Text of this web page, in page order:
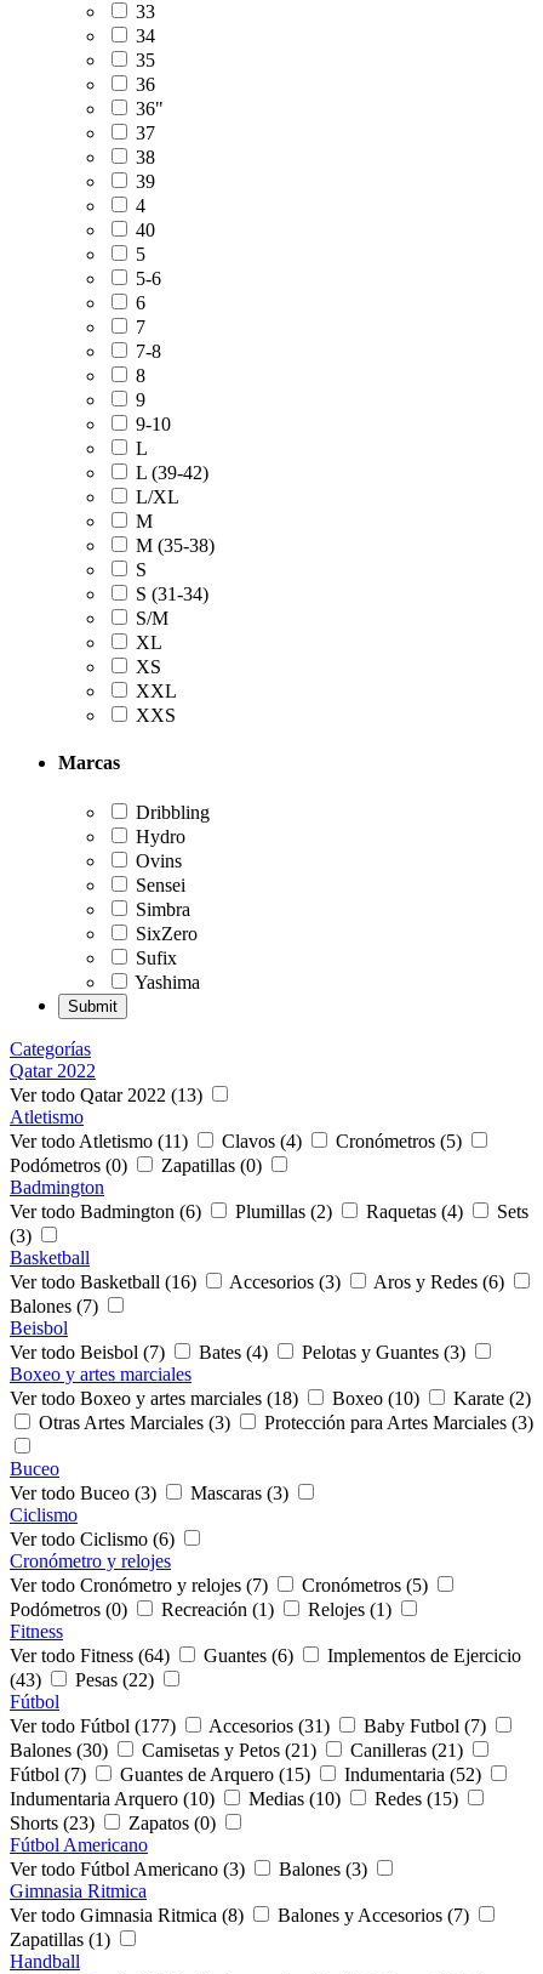
33
34
35
36
36"
37
38
39
4
40
5
5-6
6
7
7-8
8
9
9-10
L
L (39-42)
L/XL
M
M (35-38)
S
S (31-34)
S/M
XL
XS
XXL
XXS
Marcas
Dribbling
Hydro
Ovins
Sensei
Simbra
SixZero
Sufix
Yashima
Categorías
Qatar 2022
Ver todo Qatar 2022 (13)
Atletismo
Ver todo Atletismo (11)
Clavos (4)
Cronómetros (5)
Podómetros (0)
Zapatillas (0)
Badmington
Ver todo Badmington (6)
Plumillas (2) Raquetas (4)
Sets
(3)
Basketball
Ver todo Basketball (16)
Accesorios (3)
Aros y Redes (6)
Balones (7)
Beisbol
Ver todo Beisbol (7)
Bates (4)
Pelotas y Guantes (3)
Boxeo y artes marciales
Ver todo Boxeo y artes marciales (18)
Boxeo (10)
Karate (2)
Otras Artes Marciales (3)
Protección para Artes Marciales (3)
Buceo
Ver todo Buceo (3)
Mascaras (3)
Ciclismo
Ver todo Ciclismo (6)
Cronómetro y relojes
Ver todo Cronómetro y relojes (7)
Cronómetros (5)
Podómetros (0)
Recreación (1)
Relojes (1)
Fitness
Ver todo Fitness (64)
Guantes (6)
Implementos de Ejercicio
(43)
Pesas (22)
Fútbol
Ver todo Fútbol (177)
Accesorios (31)
Baby Futbol (7)
Balones (30)
Camisetas y Petos (21)
Canilleras (21)
Fútbol (7)
Guantes de Arquero (15)
Indumentaria (52)
Indumentaria Arquero (10)
Medias (10)
Redes (15)
Shorts (23)
Zapatos (0)
Fútbol Americano
Ver todo Fútbol Americano (3)
Balones (3)
Gimnasia Ritmica
Ver todo Gimnasia Ritmica (8)
Balones y Accesorios (7)
Zapatillas (1)
Handball